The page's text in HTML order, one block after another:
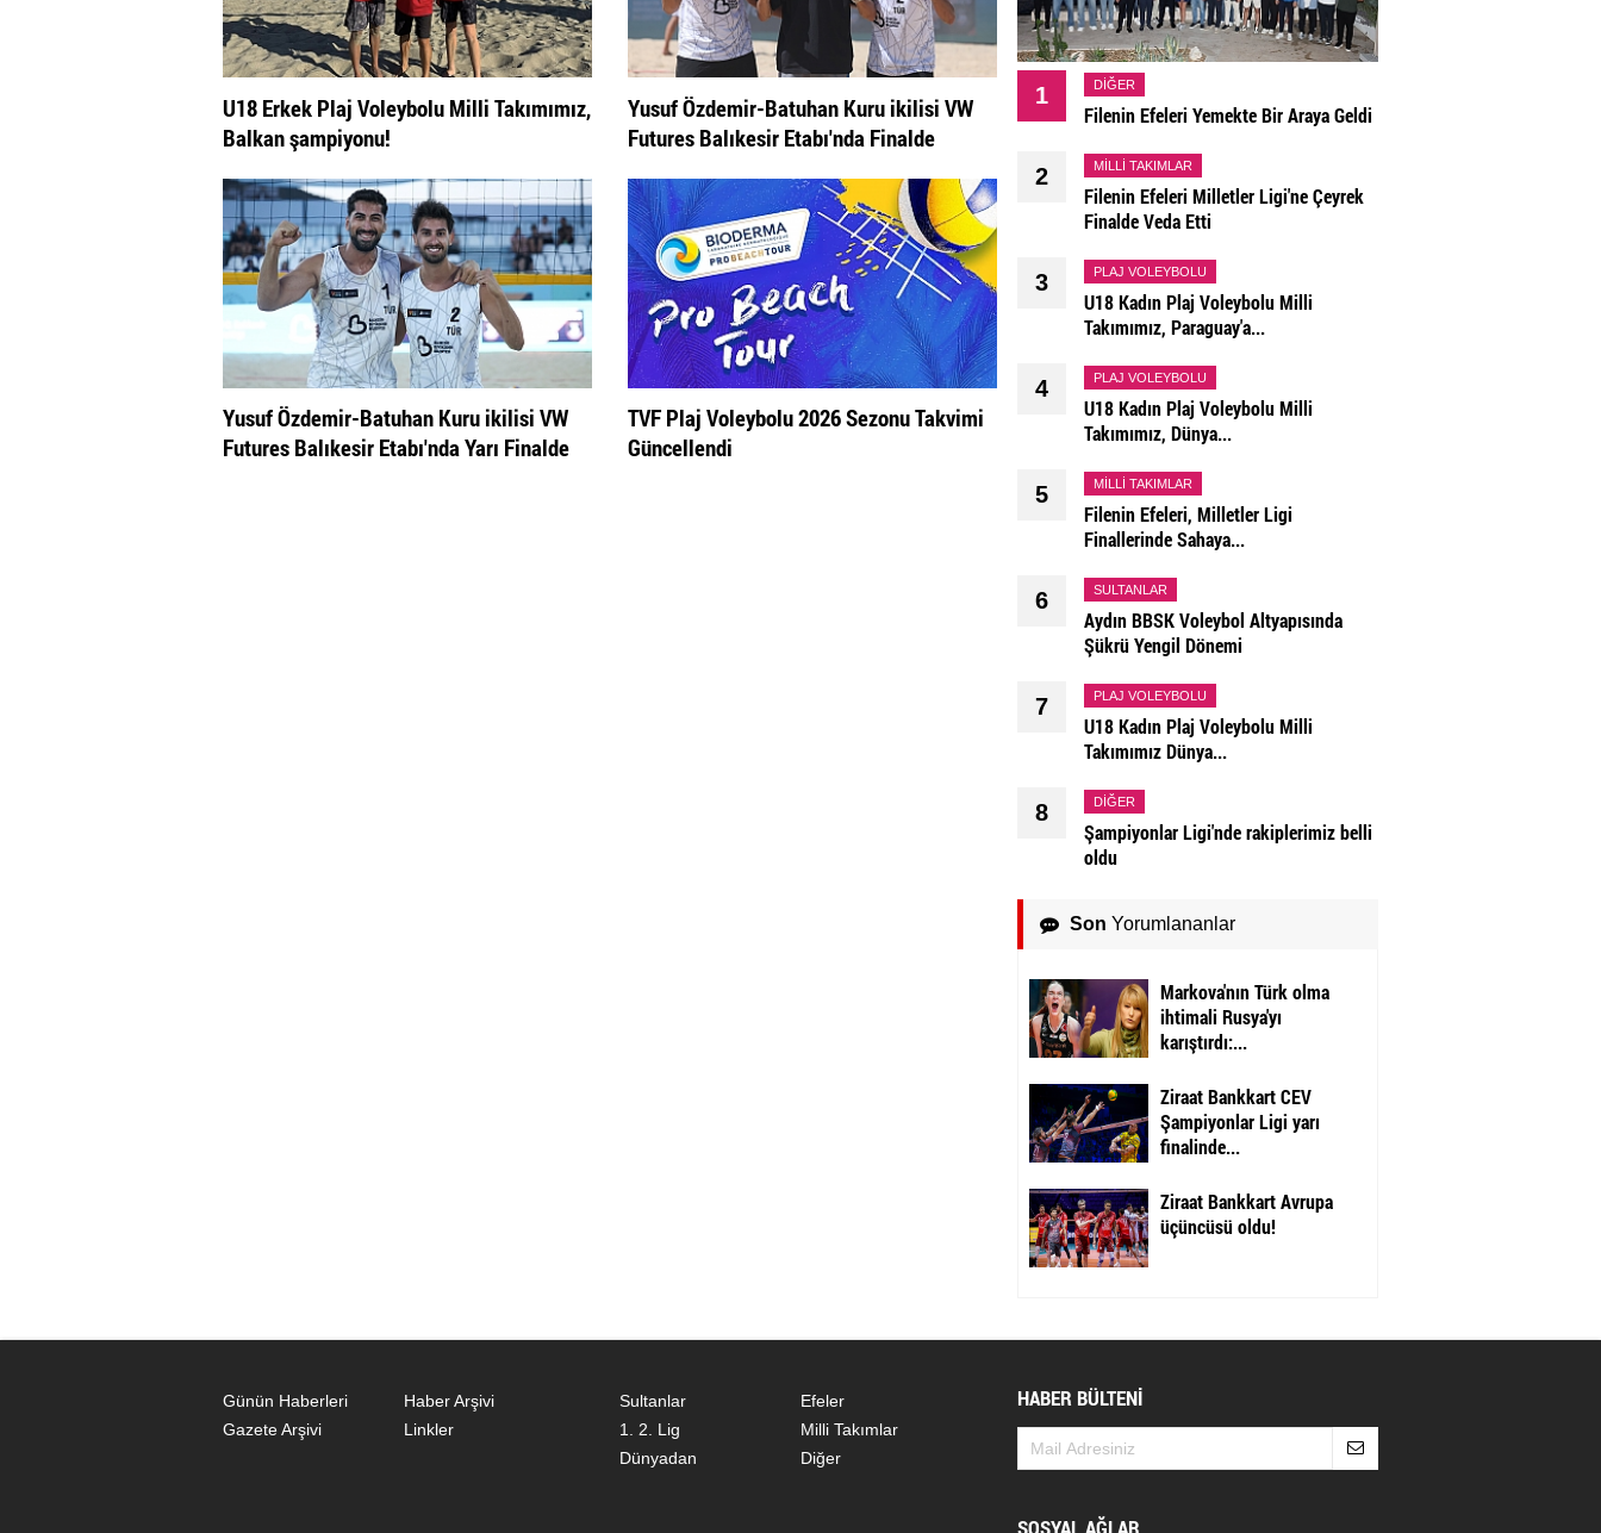
U18 Erkek Plaj Voleybolu Milli Takımımız,
Balkan şampiyonu!
Yusuf Özdemir-Batuhan Kuru ikilisi VW
Futures Balıkesir Etabı'nda Finalde
Yusuf Özdemir-Batuhan Kuru ikilisi VW
Futures Balıkesir Etabı'nda Yarı Finalde
TVF Plaj Voleybolu 2026 Sezonu Takvimi
Güncellendi
1 DIĞER
Filenin Efeleri Yemekte Bir Araya Geldi
2 MILLI TAKIMLAR
Filenin Efeleri Milletler Ligi'ne Çeyrek
Finalde Veda Etti
3 PLAJ VOLEYBOLU
U18 Kadın Plaj Voleybolu Milli
Takımımız, Paraguay'a...
4 PLAJ VOLEYBOLU
U18 Kadın Plaj Voleybolu Milli
Takımımız, Dünya...
5 MILLI TAKIMLAR
Filenin Efeleri, Milletler Ligi
Finallerinde Sahaya...
6 SULTANLAR
Aydın BBSK Voleybol Altyapısında
Şükrü Yengil Dönemi
7 PLAJ VOLEYBOLU
U18 Kadın Plaj Voleybolu Milli
Takımımız Dünya...
8 DIĞER
Şampiyonlar Ligi'nde rakiplerimiz belli
oldu
Son Yorumlananlar
Markova'nın Türk olma
ihtimali Rusya'yı
karıştırdı:...
Ziraat Bankkart CEV
Şampiyonlar Ligi yarı
finalinde...
Ziraat Bankkart Avrupa
üçüncüsü oldu!
Günün Haberleri
Haber Arşivi
Gazete Arşivi
Linkler
Sultanlar
Efeler
1. 2. Lig
Milli Takımlar
Dünyadan
Diğer
HABER BÜLTENİ